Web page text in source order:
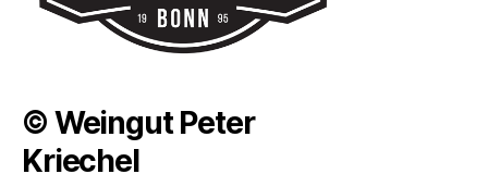
© Weingut Peter
Kriechel